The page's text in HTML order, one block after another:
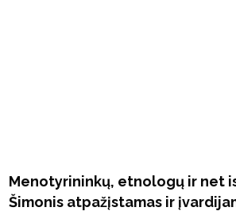
Menotyrininkų, etnologų ir net
Šimonis atpažįstamas ir